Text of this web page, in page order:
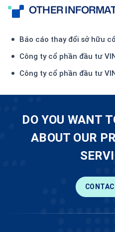
OTHER
Báo cáo thay đổi sở hữu
Công ty TNHH Đầu tư và
Công ty cổ phần đầu tư
Ủy viên HĐQT - đăng ký
Công ty cổ phần đầu tư
DO YOU WANT
ABOUT OUR